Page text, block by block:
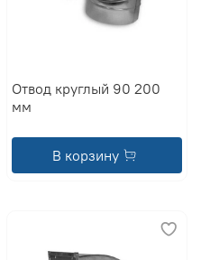
Отвод круглый 90 200
мм
В корзину